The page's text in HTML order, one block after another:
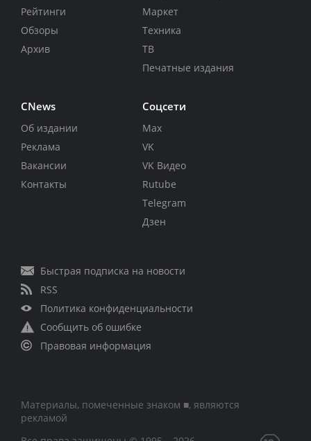
Рейтинги
Обзоры
Архив
Маркет
Техника
ТВ
Печатные издания
CNews
Об издании
Реклама
Вакансии
Контакты
Соцсети
Max
VK
VK Видео
Rutube
Telegram
Дзен
Быстрая подписка на новости
RSS
Политика конфиденциальности
Сообщить об ошибке
Правовая информация
Материалы, помеченные знаком ■, являются
рекламой